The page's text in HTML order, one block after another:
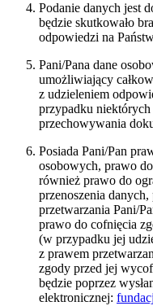
Podanie danych jest
będzie skutkowało
odpowiedzi na
Pani/Pana dane
umożliwiający
z udzieleniem
przypadku niektórych
przechowywania
Posiada Pani/Pan
osobowych, prawo
również prawo do
przenoszenia
przetwarzania Pani/
prawo do cofnięcia
(w przypadku jej
z prawem
zgody przed jej
będzie poprzez
elektronicznej: